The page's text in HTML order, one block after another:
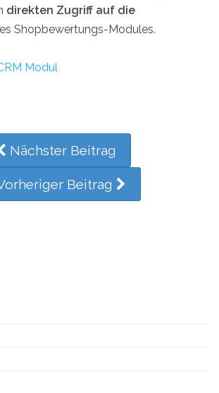
direkten Zugriff auf die
Shopbewertungs-Modules.
Modul
Nächster Beitrag
Beitrag